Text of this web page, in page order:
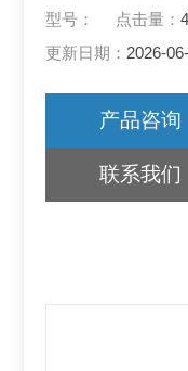
型号： 点击量：
更新日期：2026-
产品咨询
联系我们